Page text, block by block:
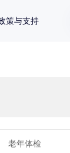
策与支持
老年体检